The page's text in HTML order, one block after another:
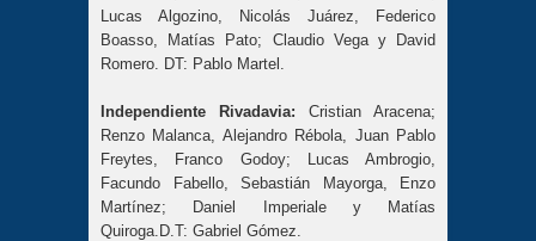
Lucas Algozino, Nicolás Juárez, Federico
Boasso, Matías Pato; Claudio Vega y David
Romero. DT: Pablo Martel.
Independiente Rivadavia: Cristian Aracena;
Renzo Malanca, Alejandro Rébola, Juan Pablo
Freytes, Franco Godoy; Lucas Ambrogio,
Facundo Fabello, Sebastián Mayorga, Enzo
Martínez; Daniel Imperiale y Matías
Quiroga.D.T: Gabriel Gómez.